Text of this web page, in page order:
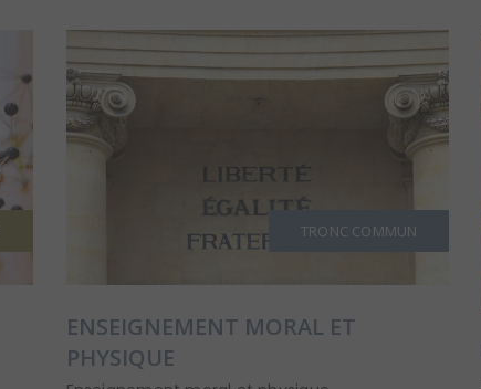
TRONC COMMUN
ENSEIGNEMENT MORAL ET
PHYSIQUE